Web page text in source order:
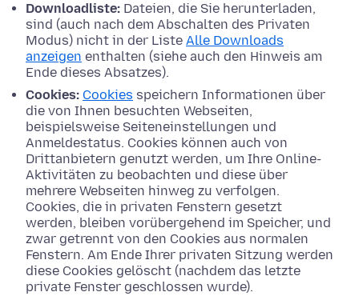
Downloadliste: Dateien, die Sie herunterladen,
sind (auch nach dem Abschalten des Privaten
Modus) nicht in der Liste Alle Downloads
anzeigen enthalten (siehe auch den Hinweis am
Ende dieses Absatzes).
Cookies: Cookies speichern Informationen über
die von Ihnen besuchten Webseiten,
beispielsweise Seiteneinstellungen und
Anmeldestatus. Cookies können auch von
Drittanbietern genutzt werden, um Ihre Online-
Aktivitäten zu beobachten und diese über
mehrere Webseiten hinweg zu verfolgen.
Cookies, die in privaten Fenstern gesetzt
werden, bleiben vorübergehend im Speicher, und
zwar getrennt von den Cookies aus normalen
Fenstern. Am Ende Ihrer privaten Sitzung werden
diese Cookies gelöscht (nachdem das letzte
private Fenster geschlossen wurde).